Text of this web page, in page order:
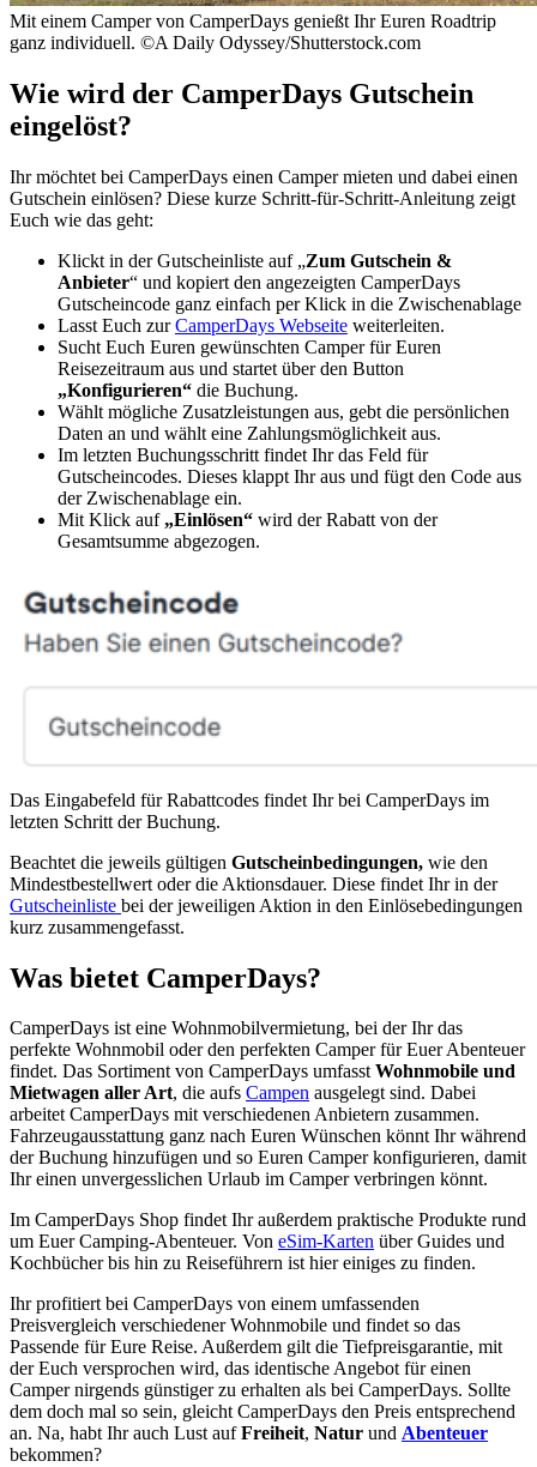
Mit einem Camper von CamperDays genießt Ihr Euren Roadtrip
ganz individuell. ©A Daily Odyssey/Shutterstock.com
Wie wird der CamperDays Gutschein
eingelöst?
Ihr möchtet bei CamperDays einen Camper mieten und dabei einen
Gutschein einlösen? Diese kurze Schritt-für-Schritt-Anleitung zeigt
Euch wie das geht:
Klickt in der Gutscheinliste auf „Zum Gutschein &
Anbieter“ und kopiert den angezeigten CamperDays
Gutscheincode ganz einfach per Klick in die Zwischenablage
Lasst Euch zurCamperDays Webseite weiterleiten.
Sucht Euch Euren gewünschten Camper für Euren
Reisezeitraum aus und startet über den Button
„Konfigurieren“ die Buchung.
Wählt mögliche Zusatzleistungen aus, gebt die persönlichen
Daten an und wählt eine Zahlungsmöglichkeit aus.
Im letzten Buchungsschritt findet Ihr das Feld für
Gutscheincodes. Dieses klappt Ihr aus und fügt den Code aus
der Zwischenablage ein.
Mit Klick auf „Einlösen“ wird der Rabatt von der
Gesamtsumme abgezogen.
Das Eingabefeld für Rabattcodes findet Ihr bei CamperDays im
letzten Schritt der Buchung.
Beachtet die jeweils gültigen Gutscheinbedingungen, wie den
Mindestbestellwert oder die Aktionsdauer. Diese findet Ihr in der
Gutscheinliste bei der jeweiligen Aktion in den Einlösebedingungen
kurz zusammengefasst.
Was bietet CamperDays?
CamperDays ist eine Wohnmobilvermietung, bei der Ihr das
perfekte Wohnmobil oder den perfekten Camper für Euer Abenteuer
findet. Das Sortiment von CamperDays umfasstWohnmobile und
Mietwagen aller Art, die aufs Campen ausgelegt sind. Dabei
arbeitet CamperDays mit verschiedenen Anbietern zusammen.
Fahrzeugausstattung ganz nach Euren Wünschen könnt Ihr während
der Buchung hinzufügen und so Euren Camper konfigurieren, damit
Ihr einen unvergesslichen Urlaub im Camper verbringen könnt.
Im CamperDays Shop findet Ihr außerdem praktische Produkte rund
um Euer Camping-Abenteuer. Von eSim-Karten über Guides und
Kochbücher bis hin zu Reiseführern ist hier einiges zu finden.
Ihr profitiert bei CamperDays von einem umfassenden
Preisvergleich verschiedener Wohnmobile und findet so das
Passende für Eure Reise. Außerdem gilt die Tiefpreisgarantie, mit
der Euch versprochen wird, das identische Angebot für einen
Camper nirgends günstiger zu erhalten als bei CamperDays. Sollte
dem doch mal so sein, gleicht CamperDays den Preis entsprechend
an. Na, habt Ihr auch Lust aufFreiheit, Natur und Abenteuer
bekommen?